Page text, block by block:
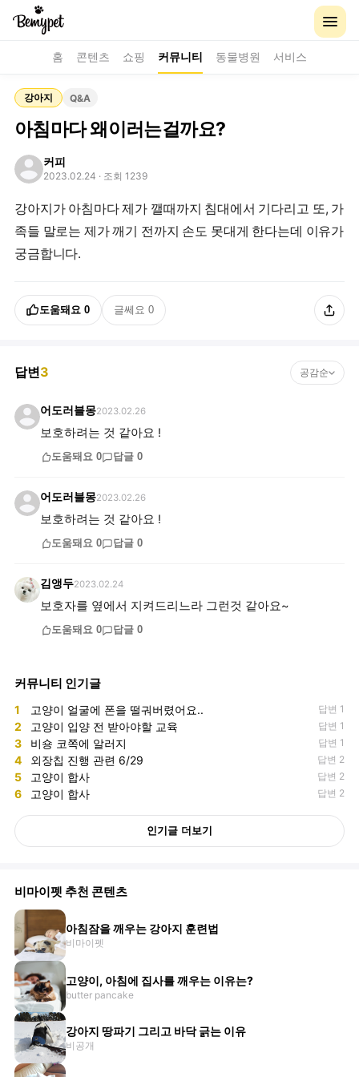
홈 콘텐츠 쇼핑 커뮤니티 동물병원 서비스
강아지 Q&A
아침마다 왜이러는걸까요?
커피
2023.02.24 · 조회 1239
강아지가 아침마다 제가 깰때까지 침대에서 기다리고 또, 가
족들 말로는 제가 깨기 전까지 손도 못대게 한다는데 이유가
도움돼요 0 글쎄요 0
답변3 공감순
어도러블몽2023.02.26
보호하려는 것 같아요 !
도움돼요 0 답글 0
어도러블몽2023.02.26
보호하려는 것 같아요 !
도움돼요 0 답글 0
김앵두2023.02.24
보호자를 옆에서 지켜드리느라 그런것 같아요~
도움돼요 0 답글 0
커뮤니티 인기글
1 고양이 얼굴에 폰을 떨궈버렸어요.. 답변 1
2 고양이 입양 전 받아야할 교육 답변 1
3 비숑 코쪽에 알러지 답변 1
4 외장칩 진행 관련 6/29 답변 2
5 고양이 합사 답변 2
6 고양이 합사 답변 2
인기글 더보기
비마이펫 추천 콘텐츠
아침잠을 깨우는 강아지 훈련법
비마이펫
고양이, 아침에 집사를 깨우는 이유는?
butter pancake
강아지 땅파기 그리고 바닥 긁는 이유
비공개